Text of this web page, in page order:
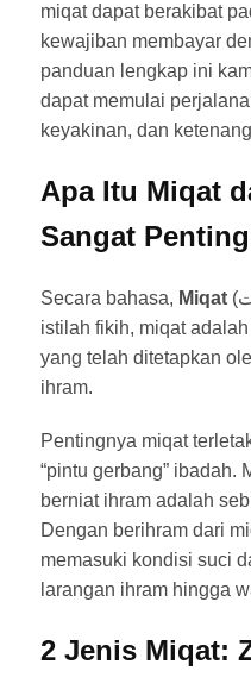
miqat dapat berakibat
kewajiban membayar
panduan lengkap ini
dapat memulai
keyakinan, dan
Apa Itu Miqat
Sangat
Secara bahasa, Miqat(ميقات) berarti “batas”. Dalam
istilah fikih, miqat
yang telah ditetapkan
ihram.
Pentingnya miqat
“pintu gerbang” ibadah.
berniat ihram adalah
Dengan berihram dari
memasuki kondisi suci
larangan ihram hingga
2 Jenis Miqat: